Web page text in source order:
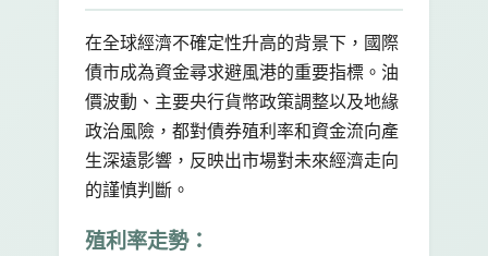
在全球經濟不確定性升高的背景下，國際
債市成為資金尋求避風港的重要指標。油
價波動、主要央行貨幣政策調整以及地緣
政治風險，都對債券殖利率和資金流向產
生深遠影響，反映出市場對未來經濟走向
的謹慎判斷。
殖利率走勢：